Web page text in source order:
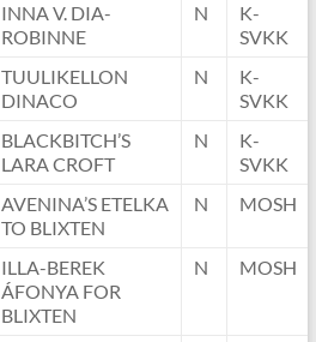
INNA V. DIA-
ROBINNE
N
K-
SVKK
TUULIKELLON
DINACO
N
K-
SVKK
BLACKBITCH’S
LARA CROFT
N
K-
SVKK
AVENINA’S ETELKA
TO BLIXTEN
N MOSH
ILLA-BEREK
ÁFONYA FOR
BLIXTEN
N MOSH